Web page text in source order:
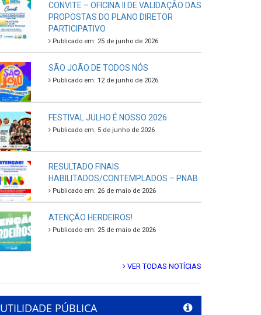
CONVITE – OFICINA II DE VALIDAÇÃO DAS
PROPOSTAS DO PLANO DIRETOR
PARTICIPATIVO
Publicado em: 25 de junho de 2026
SÃO JOÃO DE TODOS NÓS
Publicado em: 12 de junho de 2026
FESTIVAL JULHO É NOSSO 2026
Publicado em: 5 de junho de 2026
RESULTADO FINAIS
HABILITADOS/CONTEMPLADOS – PNAB
Publicado em: 26 de maio de 2026
ATENÇÃO HERDEIROS!
Publicado em: 25 de maio de 2026
VER TODAS NOTÍCIAS
UTILIDADE PÚBLICA